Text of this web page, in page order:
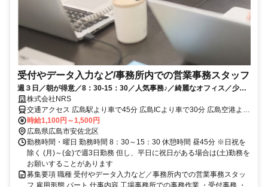
受付やデータ入力など/事務所内での営業事務スタッフ
週３日／朝が得意／8：30-15：30／人気事務♪／綺麗なオフィス／少人
数工場
株式会社NRS
交通アクセス 広島駅より車で45分 広島ICより車で30分 広島空港より
車で1時間
時給1,100円～1,500円
広島県広島市安佐北区
勤務時間・曜日 勤務時間 8：30～15：30 休憩時間 昼45分 ※日祝を
除く (月)～(金)で週3日勤務 但し、平日に祝日がある場合は(土)勤務を
お願いすることがあります
募集要項 職種 受付やデータ入力など／事務所内での営業事務スタッ
フ 雇用形態 パート 仕事内容 工場事務所での事務作業 ・受付事務 ・